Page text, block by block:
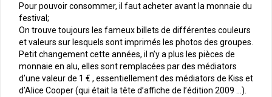
Pour pouvoir consommer, il faut acheter avant la monnaie du
festival;
On trouve toujours les fameux billets de différentes couleurs
et valeurs sur lesquels sont imprimés les photos des groupes.
Petit changement cette années, il n’y a plus les pièces de
monnaie en alu, elles sont remplacées par des médiators
d’une valeur de 1 € , essentiellement des médiators de Kiss et
d’Alice Cooper (qui était la tête d’affiche de l’édition 2009 …).